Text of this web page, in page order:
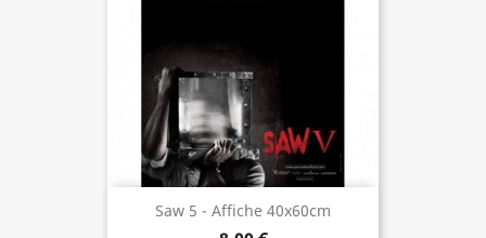
Saw 5 - Affiche 40x60cm